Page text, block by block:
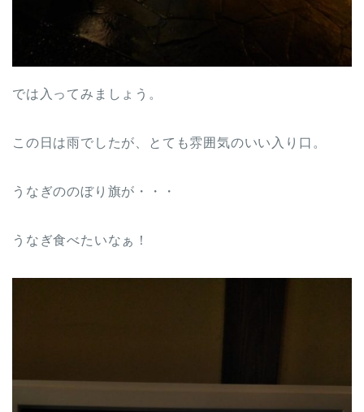
では入ってみましょう。
この日は雨でしたが、とても雰囲気のいい入り口。
うなぎののぼり旗が・・・
うなぎ食べたいなぁ！